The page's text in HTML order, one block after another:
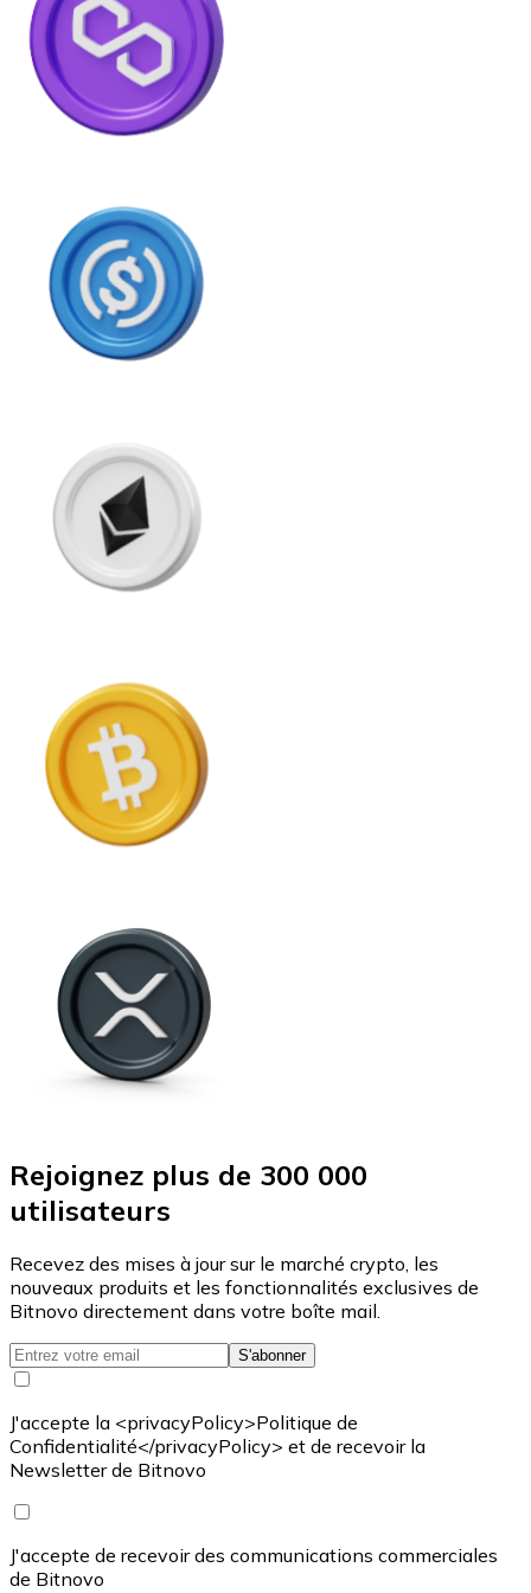
Rejoignez plus de 300 000
utilisateurs
Recevez des mises à jour sur le marché crypto, les
nouveaux produits et les fonctionnalités exclusives de
Bitnovo directement dans votre boîte mail.
S'abonner
J'accepte la <privacyPolicy>Politique de
Confidentialité</privacyPolicy> et de recevoir la
Newsletter de Bitnovo
J'accepte de recevoir des communications commerciales
de Bitnovo